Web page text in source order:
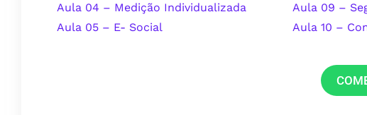
Aula 04 – Medição Individualizada
Aula 05 – E- Social
Aula 09 –
Aula 10 –